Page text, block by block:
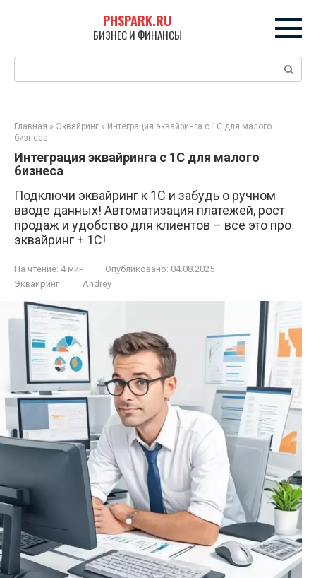
PHSPARK.RU
БИЗНЕС И ФИНАНСЫ
Поиск:
Главная » Эквайринг » Интеграция эквайринга с 1С для малого
бизнеса
Интеграция эквайринга с 1С для малого
бизнеса
Подключи эквайринг к 1С и забудь о ручном
вводе данных! Автоматизация платежей, рост
продаж и удобство для клиентов – все это про
эквайринг + 1С!
На чтение: 4 мин Опубликовано: 04.08.2025
Эквайринг
Andrey